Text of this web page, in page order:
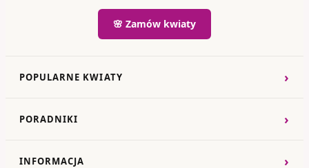
🌸 Zamów kwiaty
POPULARNE KWIATY ›
PORADNIKI ›
INFORMACJA ›